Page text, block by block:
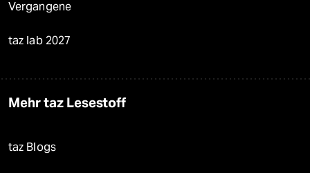
Vergangene
taz lab 2027
Mehr taz Lesestoff
taz Blogs